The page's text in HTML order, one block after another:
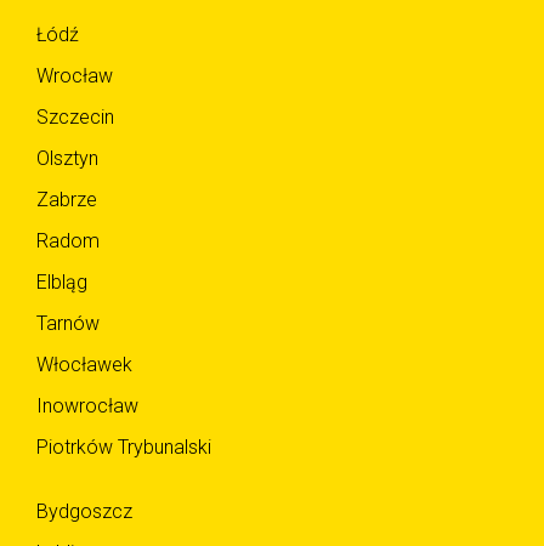
Łódź
Wrocław
Szczecin
Olsztyn
Zabrze
Radom
Elbląg
Tarnów
Włocławek
Inowrocław
Piotrków Trybunalski
Bydgoszcz